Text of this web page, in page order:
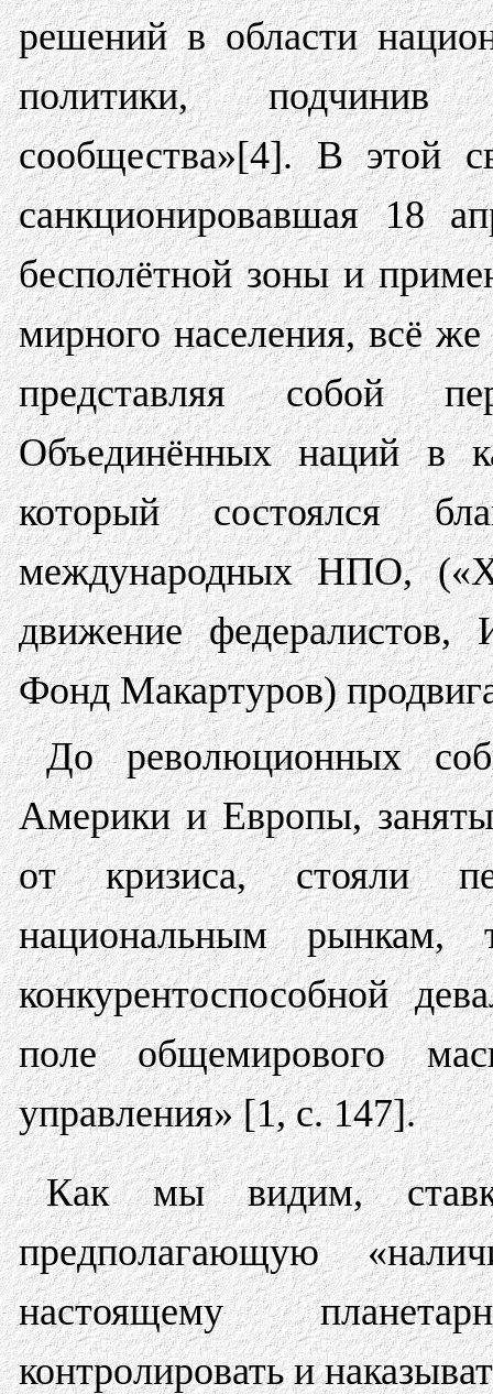
решений в области
политики,
сообщества»[4]. В этой
санкционировавшая 18
бесполётной зоны и
мирного населения, всё
представляя собой
Объединённых наций в
который состоялся
международных НПО,
движение федералистов,
Фонд Макартуров)
До революционных
Америки и Европы,
от кризиса, стояли
национальным
конкурентоспособной
поле общемирового
управления» [1, c. 147].
Как мы видим,
предполагающую
настоящему
контролировать и